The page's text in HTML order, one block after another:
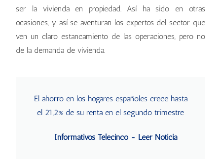
ser la vivienda en propiedad. Así ha sido en otras
ocasiones, y así se aventuran los expertos del sector que
ven un claro estancamiento de las operaciones, pero no
de la demanda de vivienda.
El ahorro en los hogares españoles crece hasta
el 21,2% de su renta en el segundo trimestre
Informativos Telecinco - Leer Noticia